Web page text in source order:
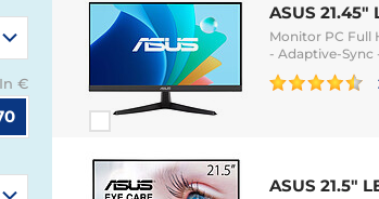
In €
ASUS 21.45"
Monitor PC Full
- Adaptive-Sync
ASUS 21.5"